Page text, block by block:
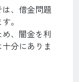
、借金問題
。
、闇金を利
分にありま